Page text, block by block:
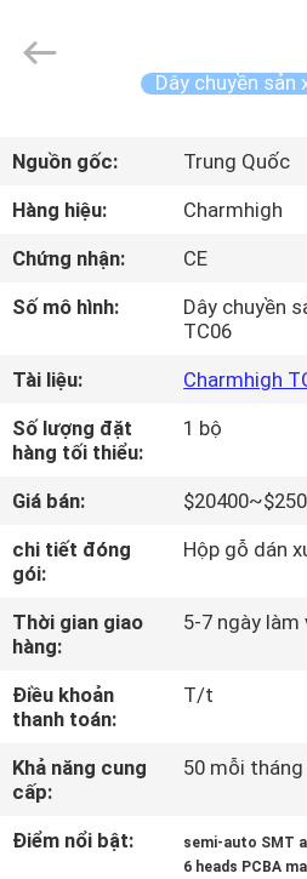
CHỦ
CÁC
SẢN
VIDEO
VỀ
TÔI
CHUYẾN
THAM
QUAN
NHÀ
MÁY
2026
Reserved.
Dây chuyền sản
Nguồn gốc:
Trung Quốc
Hàng hiệu:
Charmhigh
Chứng nhận:
CE
Số mô hình:
Dây chuyền
TC06
Tài liệu:
Charmhigh
Số lượng đặt
hàng tối thiểu:
1 bộ
Giá bán:
chi tiết đóng
gói:
Hộp gỗ dán
Thời gian giao
hàng:
5-7 ngày làm
Điều khoản
thanh toán:
T/t
Khả năng cung
cấp:
50 mỗi tháng
Điểm nổi bật: semi-auto SMT
6 heads PCBA